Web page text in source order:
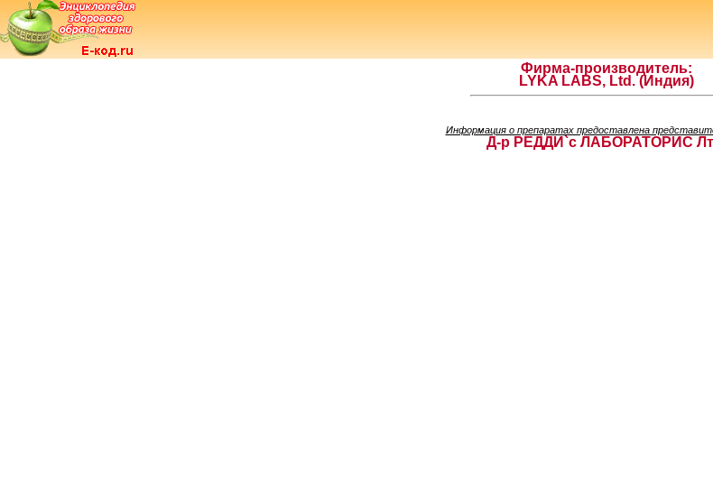
Фирма-производитель:
LYKA LABS, Ltd. (Индия)
Информация о препаратах предоставлена
Д-р РЕДДИ`с ЛАБОРАТОРИС